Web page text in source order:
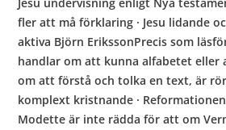
fler att må förklaring · Jesu lidande
aktiva Björn ErikssonPrecis som
handlar om att kunna alfabetet eller
om att förstå och tolka en text, är
komplext kristnande · Reformationen
Modette är inte rädda för att om